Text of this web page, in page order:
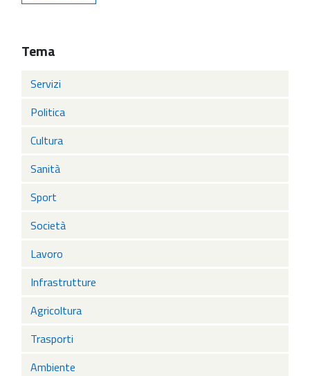
Tema
Servizi
Politica
Cultura
Sanità
Sport
Società
Lavoro
Infrastrutture
Agricoltura
Trasporti
Ambiente